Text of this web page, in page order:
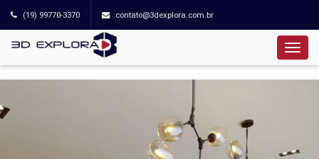
(19) 99770-3370 contato@3dexplora.com.br